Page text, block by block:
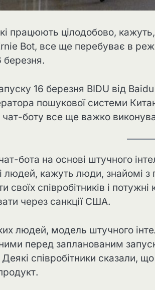
працюють цілодобово,
Bot, все ще перебуває в
березня.
16 березня BIDU від
пошукової системи
чат-боту все ще важко
бота на основі штучного
людей, кажуть люди, знайомі з
своїх співробітників і
через санкції США.
людей, модель штучного
перед запланованим
Деякі співробітники сказали,